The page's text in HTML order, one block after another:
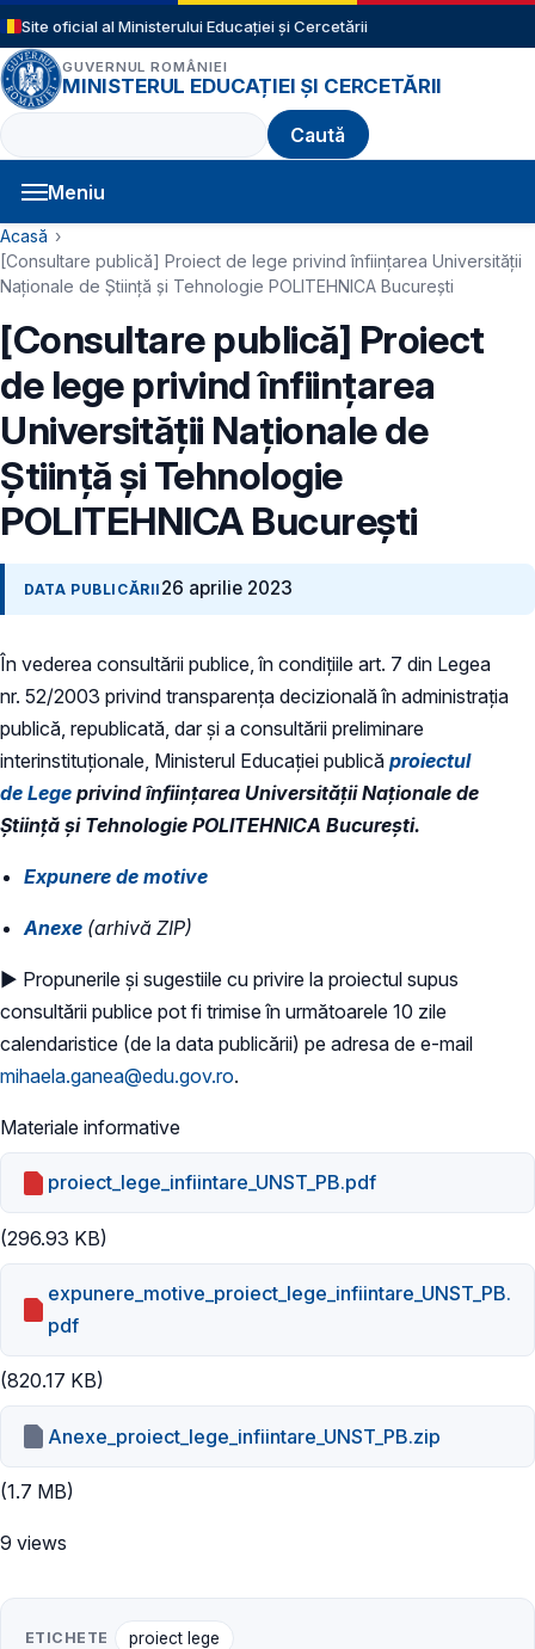
Sari la conținutul principal
Site oficial al Ministerului Educației și Cercetării
GUVERNUL ROMÂNIEI
MINISTERUL EDUCAȚIEI ȘI CERCETĂRII
Caută
Meniu
Navigație principală
Cale de navigare
Acasă
[Consultare publică] Proiect de lege privind înființarea Universității
Naționale de Știință și Tehnologie POLITEHNICA București
[Consultare publică] Proiect
de lege privind înființarea
Universității Naționale de
Știință și Tehnologie
POLITEHNICA București
DATA PUBLICĂRII 26 aprilie 2023
În vederea consultării publice, în condiţiile art. 7 din Legea
nr. 52/2003 privind transparenţa decizională în administraţia
publică, republicată, dar și a consultării preliminare
interinstituționale, Ministerul Educaţiei publică proiectul
de Lege privind înființarea Universității Naționale de
Știință și Tehnologie POLITEHNICA București.
Expunere de motive
Anexe (arhivă ZIP)
► Propunerile și sugestiile cu privire la proiectul supus
consultării publice pot fi trimise în următoarele 10 zile
calendaristice (de la data publicării) pe adresa de e-mail
mihaela.ganea@edu.gov.ro.
Materiale informative
proiect_lege_infiintare_UNST_PB.pdf
(296.93 KB)
expunere_motive_proiect_lege_infiintare_UNST_PB.
pdf
(820.17 KB)
Anexe_proiect_lege_infiintare_UNST_PB.zip
(1.7 MB)
9 views
ETICHETE
proiect lege